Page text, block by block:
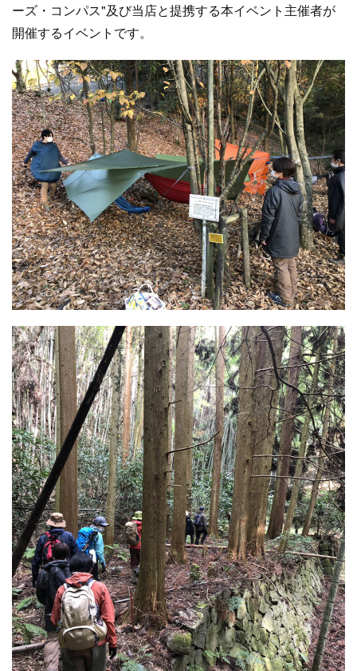
ーズ・コンパス"及び当店と提携する本イベント主催者が
開催するイベントです。